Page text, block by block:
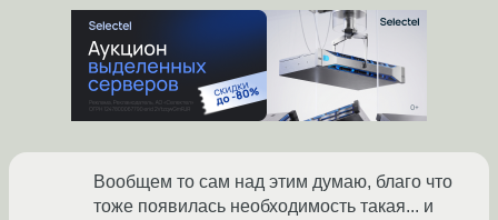
Вообщем то сам над этим думаю, благо что
тоже появилась необходимость такая... и